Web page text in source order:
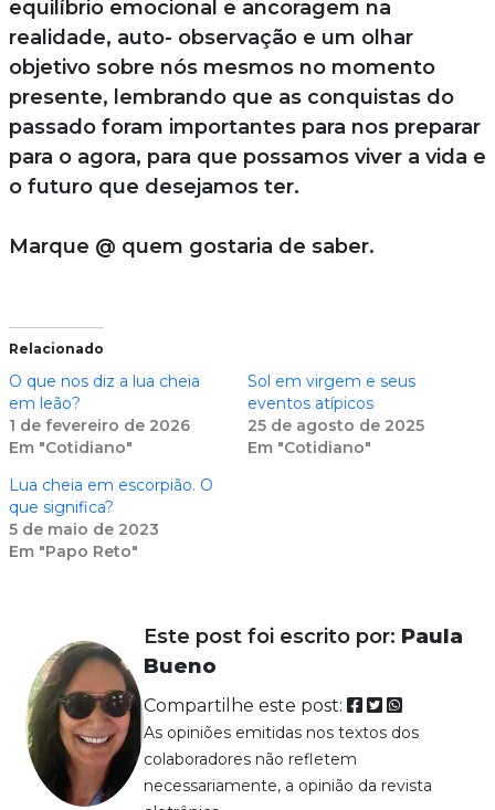
equilíbrio emocional e ancoragem na
realidade, auto- observação e um olhar
objetivo sobre nós mesmos no momento
presente, lembrando que as conquistas do
passado foram importantes para nos preparar
para o agora, para que possamos viver a vida e
o futuro que desejamos ter.
Marque @ quem gostaria de saber.
Relacionado
O que nos diz a lua cheia
em leão?
1 de fevereiro de 2026
Em "Cotidiano"
Sol em virgem e seus
eventos atípicos
25 de agosto de 2025
Em "Cotidiano"
Lua cheia em escorpião. O
que significa?
5 de maio de 2023
Em "Papo Reto"
Este post foi escrito por: Paula
Bueno
Compartilhe este post:
As opiniões emitidas nos textos dos
colaboradores não refletem
necessariamente, a opinião da revista